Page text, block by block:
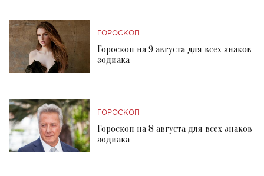
ГОРОСКОП
Гороскоп на 9 августа для всех знаков
зодиака
ГОРОСКОП
Гороскоп на 8 августа для всех знаков
зодиака